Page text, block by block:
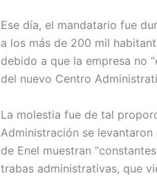
Ese día, el mandatario fue
a los más de 200 mil
debido a que la empresa no
del nuevo Centro
La molestia fue de tal
Administración se
de Enel muestran
trabas administrativas, que